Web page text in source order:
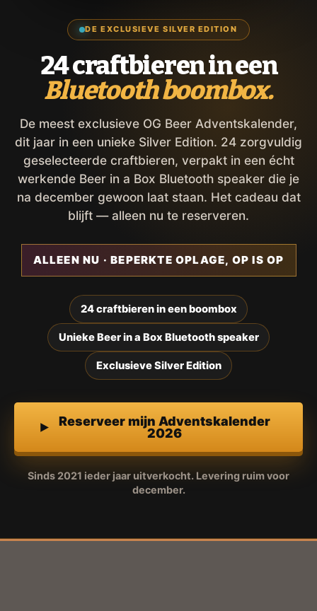
DE EXCLUSIEVE SILVER EDITION
24 craftbieren in een
Bluetooth boombox.
De meest exclusieve OG Beer Adventskalender,
dit jaar in een unieke Silver Edition. 24 zorgvuldig
geselecteerde craftbieren, verpakt in een écht
werkende Beer in a Box Bluetooth speaker die je
na december gewoon laat staan. Het cadeau dat
blijft — alleen nu te reserveren.
ALLEEN NU · BEPERKTE OPLAGE, OP IS OP
24 craftbieren in een boombox
Unieke Beer in a Box Bluetooth speaker
Exclusieve Silver Edition
Reserveer mijn Adventskalender
2026
Sinds 2021 ieder jaar uitverkocht. Levering ruim voor
december.